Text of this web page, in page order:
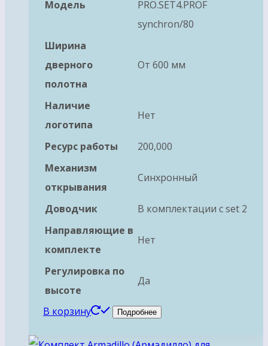
Модель
PRO.SET4.PROF
synchron/80
Ширина
дверного
полотна
От 600 мм
Наличие
логотипа
Нет
Ресурс работы
200,000
Механизм
открывания
Синхронный
Доводчик
В комплектации с set 2
Направляющие в
комплекте
Нет
Регулировка по
высоте
Да
В корзину Подробнее